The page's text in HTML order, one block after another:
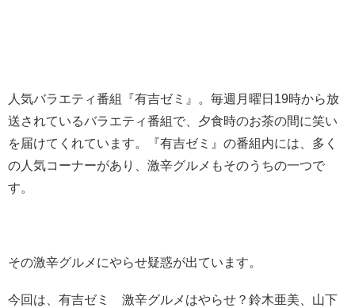
人気バラエティ番組『有吉ゼミ』。毎週月曜日19時から放
送されているバラエティ番組で、夕食時のお茶の間に笑い
を届けてくれています。『有吉ゼミ』の番組内には、多く
の人気コーナーがあり、激辛グルメもそのうちの一つで
す。
その激辛グルメにやらせ疑惑が出ています。
今回は、有吉ゼミ 激辛グルメはやらせ？鈴木亜美、山下